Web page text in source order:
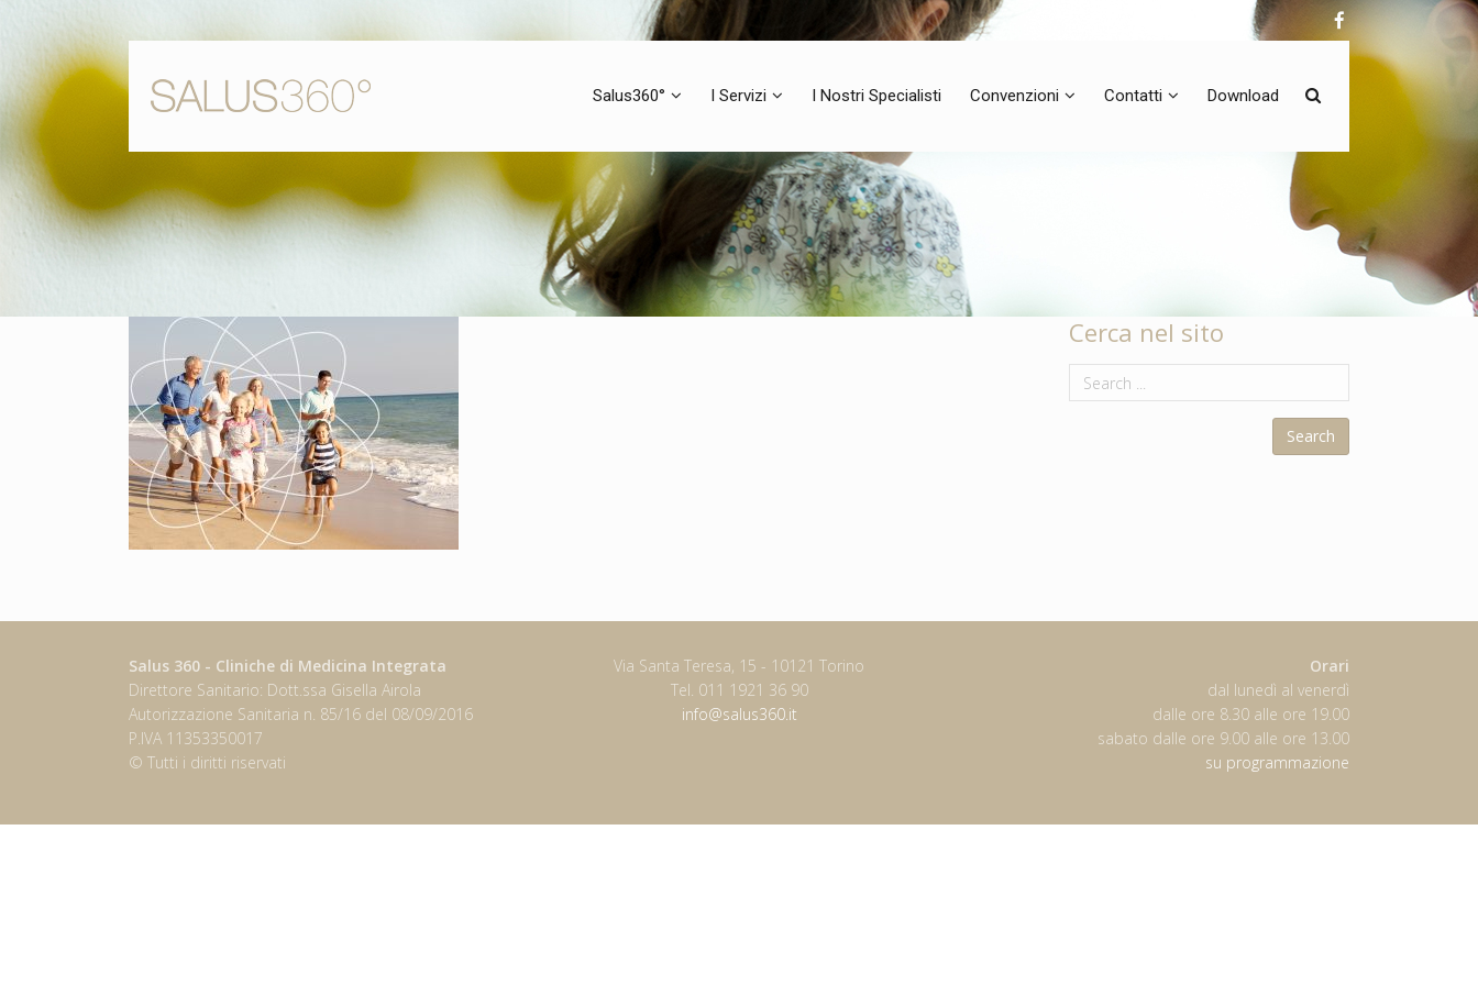
Salus360° I Servizi I Nostri Specialisti Convenzioni Contatti Download
Cerca nel sito
Salus 360 - Cliniche di Medicina Integrata
Direttore Sanitario: Dott.ssa Gisella Airola
Autorizzazione Sanitaria n. 85/16 del 08/09/2016
P.IVA 11353350017
© Tutti i diritti riservati
Via Santa Teresa, 15 - 10121 Torino
Tel. 011 1921 36 90
info@salus360.it
Orari
dal lunedì al venerdì
dalle ore 8.30 alle ore 19.00
sabato dalle ore 9.00 alle ore 13.00
su programmazione